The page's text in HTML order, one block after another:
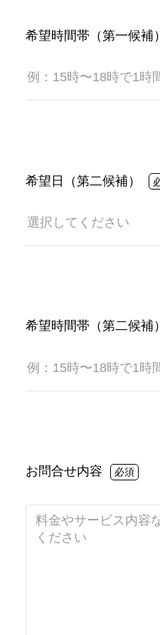
希望時間帯（第一候補）
希望日（第二候補）
希望時間帯（第二候補）
お問合せ内容